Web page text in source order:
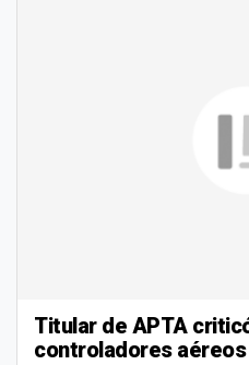
Titular de APTA
controladores aéreos